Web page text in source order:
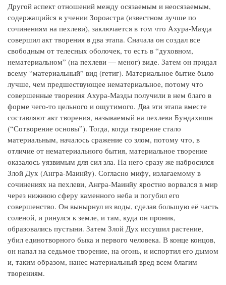
Другой аспект отношений между осязаемым и неосязаемым,
содержащийся в учении Зороастра (известном лучше по
сочинениям на пехлеви), заключается в том что Ахура-Мазда
совершил акт творения в два этапа. Сначала он создал все
свободным от телесных оболочек, то есть в “духовном,
нематериальном” (на пехлеви — меног) виде. Затем он придал
всему “материальный” вид (гетиг). Материальное бытие было
лучше, чем предшествующее нематериальное, потому что
совершенные творения Ахура-Мазды получили в нем благо в
форме чего-то цельного и ощутимого. Два эти этапа вместе
составляют акт творения, называемый на пехлеви Бундахишн
(“Сотворение основы”). Тогда, когда творение стало
материальным, началось сражение со злом, потому что, в
отличие от нематериального бытия, материальное творение
оказалось уязвимым для сил зла. На него сразу же набросился
Злой Дух (Ангра-Маинйу). Согласно мифу, излагаемому в
сочинениях на пехлеви, Ангра-Маинйу яростно ворвался в мир
через нижнюю сферу каменного неба и погубил его
совершенство. Он вынырнул из воды, сделав большую её часть
соленой, и ринулся к земле, и там, куда он проник,
образовались пустыни. Затем Злой Дух иссушил растение,
убил единотворного быка и первого человека. В конце концов,
он напал на седьмое творение, на огонь, и испортил его дымом
и, таким образом, нанес материальный вред всем благим
творениям.